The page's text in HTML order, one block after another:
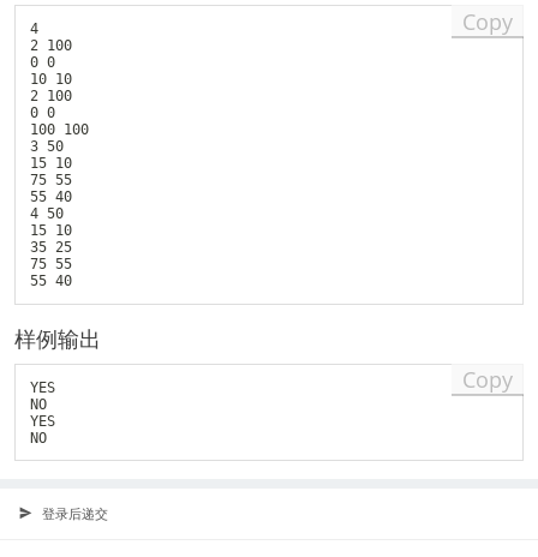
1
4
2 100
0 0
10 10
2 100
0 0
100 100
3 50
15 10
75 55
55 40
4 50
15 10
35 25
75 55
55 40
Copy
样例输出
YES
NO
YES
NO
Copy
登录后递交